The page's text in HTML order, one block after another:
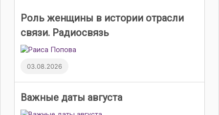
Роль женщины в истории отрасли
связи. Радиосвязь
03.08.2026
Важные даты августа